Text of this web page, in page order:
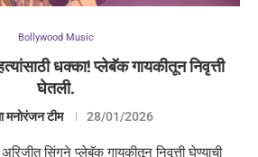
Bollywood Music
धक्का! प्लेबॅक गायकीतून निवृत्ती
घेतली.
मनोरंजन टीम 28/01/2026
सिंगने प्लेबॅक गायकीतून निवृत्ती घेण्याची